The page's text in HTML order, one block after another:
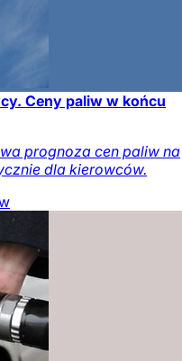
Ceny paliw w końcu
prognoza cen paliw na
dla kierowców.